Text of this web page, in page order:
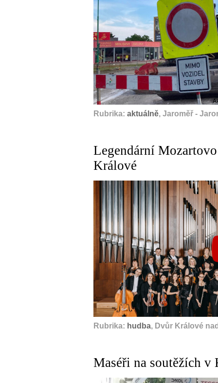
Rubrika: aktuálně, Jaroměř -
Legendární
Králové
Rubrika: hudba, Dvůr Králové
Maséři na soutěžích